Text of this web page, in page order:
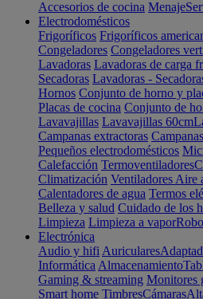
Accesorios de cocina Menaje
Electrodomésticos
Frigoríficos Frigoríficos
Congeladores Congeladores
Lavadoras Lavadoras de carga
Secadoras Lavadoras -
Hornos Conjunto de horno y
Placas de cocina Conjunto de
Lavavajillas Lavavajillas 60cm
Campanas extractoras
Pequeños electrodomésticos
Calefacción Termoventiladores
Climatización Ventiladores Aire
Calentadores de agua Termos
Belleza y salud Cuidado de los
Limpieza Limpieza a vapor
Electrónica
Audio y hifi Auriculares
Informática Almacenamiento
Gaming & streaming Monitores
Smart home TimbresCámaras